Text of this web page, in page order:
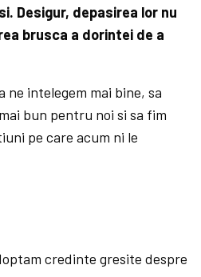
Desigur, depasirea lor nu
brusca a dorintei de a
ne intelegem mai bine, sa
bun pentru noi si sa fim
pe care acum ni le
credinte gresite despre